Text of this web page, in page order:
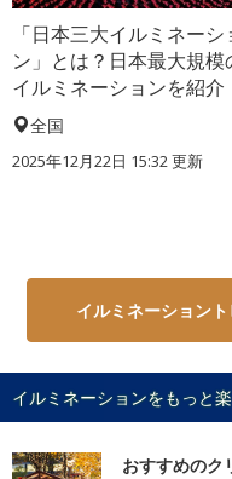
「日本三大イルミネーシ
ン」とは？日本最大規模
イルミネーションを紹介
全国
2025年12月22日 15:32 更新
イルミネーション
イルミネーションをもっと
おすすめのク